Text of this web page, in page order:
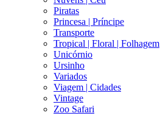
Piratas
Princesa | Príncipe
Transporte
Tropical | Floral | Folhagem
Unicórnio
Ursinho
Variados
Viagem | Cidades
Vintage
Zoo Safari